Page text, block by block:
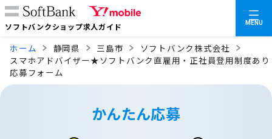
ソフトバンクショップ求人ガイド MENU
ホーム 静岡県 三島市
ソフトバンク株式会社
スマホアドバイザー★ソフトバンク直雇用・正社員登用制度あり
応募フォーム
かんたん応募